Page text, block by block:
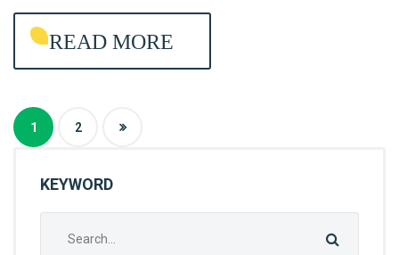
中
READ MORE
1 2
KEYWORD